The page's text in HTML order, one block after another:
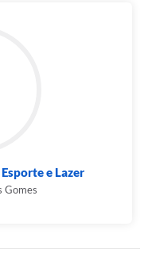
e Lazer
Gomes